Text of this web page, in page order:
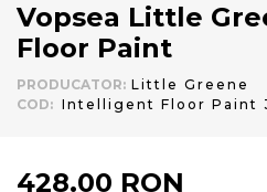
Vopsea Little
Floor Paint
PRODUCATOR: Little Greene
COD: Intelligent Floor Paint
428.00 RON